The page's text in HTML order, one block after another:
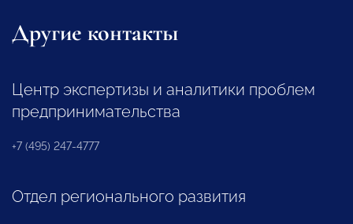
Другие контакты
Центр экспертизы и аналитики проблем
предпринимательства
+7 (495) 247-4777
Отдел регионального развития